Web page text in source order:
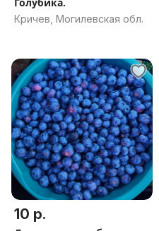
Кричев, Могилевская обл.
10 р.